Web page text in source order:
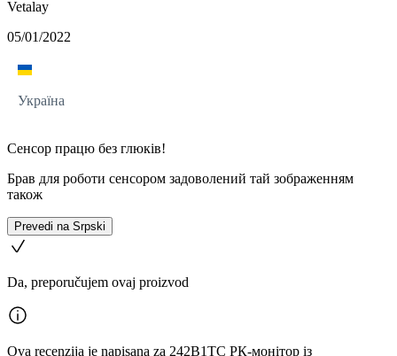
Vetalay
05/01/2022
Україна
Сенсор працю без глюків!
Брав для роботи сенсором задоволений тай зображенням
також
Prevedi na Srpski
Da, preporučujem ovaj proizvod
Ova recenzija je napisana za 242B1TC РК-монітор із